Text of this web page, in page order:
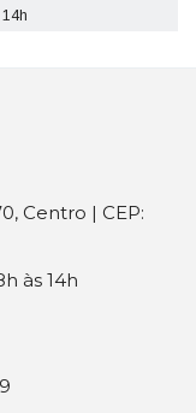
Centro | CEP:
às 14h